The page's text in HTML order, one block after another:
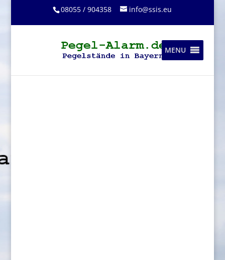
08055 / 904358 info@ssis.eu
MENU